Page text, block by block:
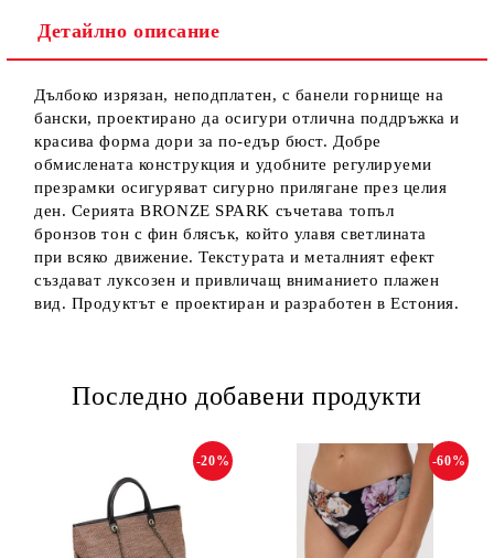
Детайлно описание
Дълбоко изрязан, неподплатен, с банели горнище на
бански, проектирано да осигури отлична поддръжка и
красива форма дори за по-едър бюст. Добре
обмислената конструкция и удобните регулируеми
презрамки осигуряват сигурно прилягане през целия
ден. Серията BRONZE SPARK съчетава топъл
бронзов тон с фин блясък, който улавя светлината
при всяко движение. Текстурата и металният ефект
създават луксозен и привличащ вниманието плажен
вид. Продуктът е проектиран и разработен в Естония.
Последно добавени продукти
-20% -60%